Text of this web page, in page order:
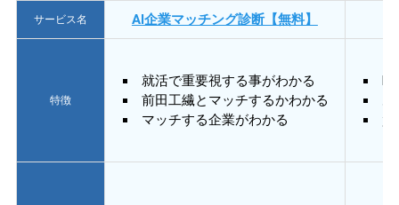
サービス名 AI企業マッチング診断【無料】
特徴
就活で重要視する事がわかる
前田工繊とマッチするかわかる
マッチする企業がわかる
質